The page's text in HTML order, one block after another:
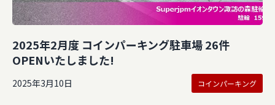
2025年2月度 コインパーキング駐車場 26件
OPENいたしました!
2025年3月10日 コインパーキング